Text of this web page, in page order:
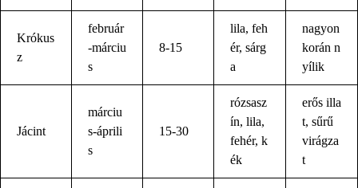
Krókus
z
február
-márciu
s
8-15
lila, feh
ér, sárg
a
nagyon
korán n
yílik
Jácint
márciu
s-áprili
s
15-30
rózsasz
ín, lila,
fehér, k
ék
erős illa
t, sűrű
virágza
t